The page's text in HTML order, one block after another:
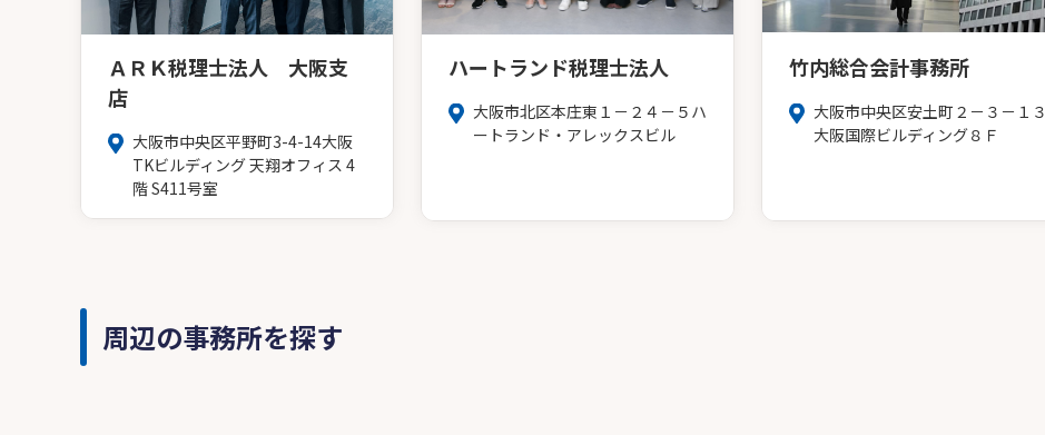
ＡＲＫ税理士法人 大阪支
店
大阪市中央区平野町3-4-14大阪
TKビルディング 天翔オフィス 4
階 S411号室
ハートランド税理士法人
大阪市北区本庄東１－２４－５ハ
ートランド・アレックスビル
竹内総合会計事務所
大阪市中央区安土町２－３－１３
大阪国際ビルディング８Ｆ
周辺の事務所を探す